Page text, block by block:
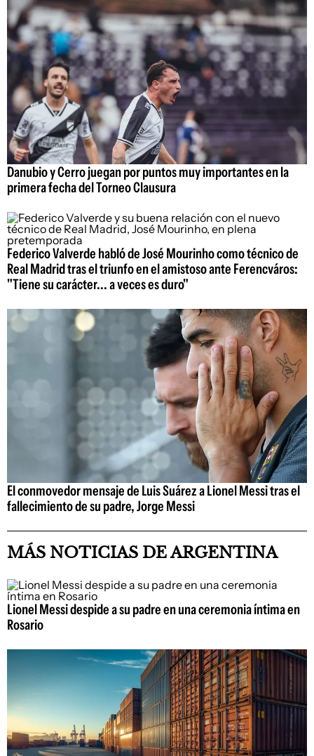
Danubio y Cerro juegan por puntos muy importantes en la
primera fecha del Torneo Clausura
Federico Valverde habló de José Mourinho como técnico de
Real Madrid tras el triunfo en el amistoso ante Ferencváros:
"Tiene su carácter... a veces es duro"
El conmovedor mensaje de Luis Suárez a Lionel Messi tras el
fallecimiento de su padre, Jorge Messi
MÁS NOTICIAS DE ARGENTINA
Lionel Messi despide a su padre en una ceremonia íntima en
Rosario